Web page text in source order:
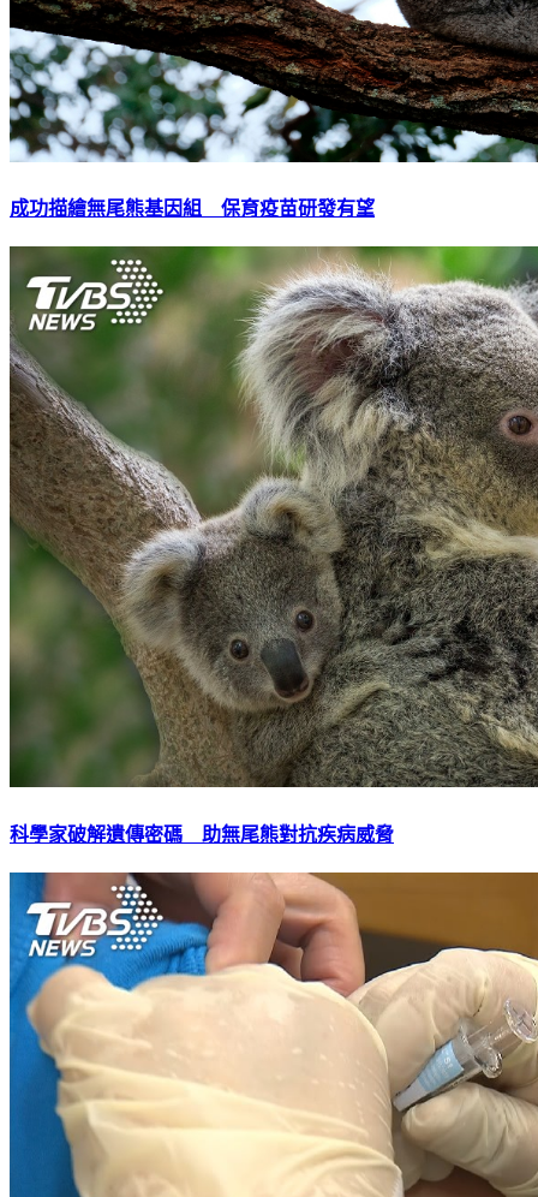
成功描繪無尾熊基因組 保育疫苗研發有望
科學家破解遺傳密碼 助無尾熊對抗疾病威脅